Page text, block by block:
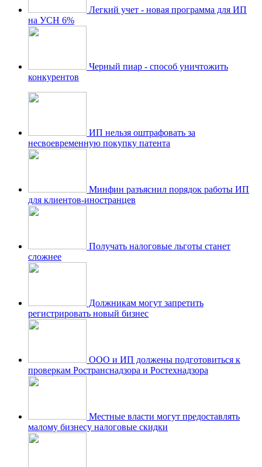
Легкий учет - новая программа для ИП
на УСН 6%
Черный пиар - способ уничтожить
конкурентов
ИП нельзя оштрафовать за
несвоевременную покупку патента
Минфин разъяснил порядок работы ИП
для клиентов-иностранцев
Получать налоговые льготы станет
сложнее
Должникам могут запретить
регистрировать новый бизнес
ООО и ИП должены подготовиться к
проверкам Ространснадзора и Ростехнадзора
Местные власти могут предоставлять
малому бизнесу налоговые скидки